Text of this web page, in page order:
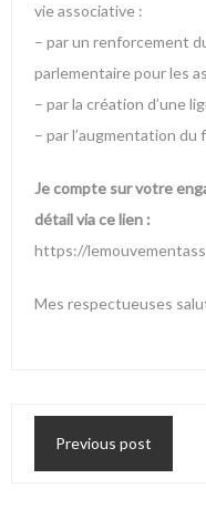
vie associative :
– par un renforcement
parlementaire pour les
– par la création d’une
– par l’augmentation du
Je compte sur votre
détail via ce lien :
https://
Mes respectueuses
Previous post